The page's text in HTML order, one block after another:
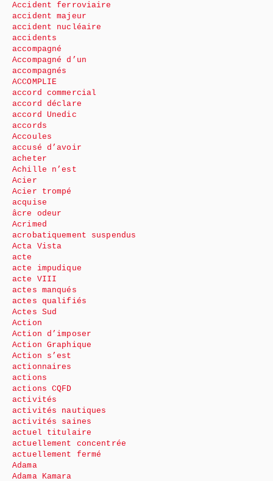
Accident ferroviaire
accident majeur
accident nucléaire
accidents
accompagné
Accompagné d’un
accompagnés
ACCOMPLIE
accord commercial
accord déclare
accord Unedic
accords
Accoules
accusé d’avoir
acheter
Achille n’est
Acier
Acier trompé
acquise
âcre odeur
Acrimed
acrobatiquement suspendus
Acta Vista
acte
acte impudique
acte VIII
actes manqués
actes qualifiés
Actes Sud
Action
Action d’imposer
Action Graphique
Action s’est
actionnaires
actions
actions CQFD
activités
activités nautiques
activités saines
actuel titulaire
actuellement concentrée
actuellement fermé
Adama
Adama Kamara